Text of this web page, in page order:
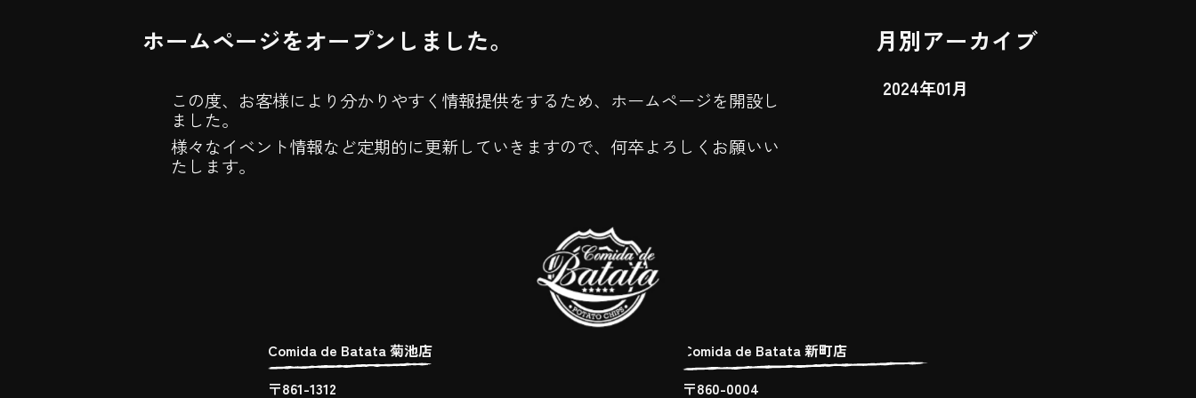
ホームページをオープンしました。
この度、お客様により分かりやすく情報提供をするため、ホームページを開設し
ました。
様々なイベント情報など定期的に更新していきますので、何卒よろしくお願いい
たします。
月別アーカイブ
2024年01月
Comida de Batata 菊池店
〒861-1312
Comida de Batata 新町店
〒860-0004